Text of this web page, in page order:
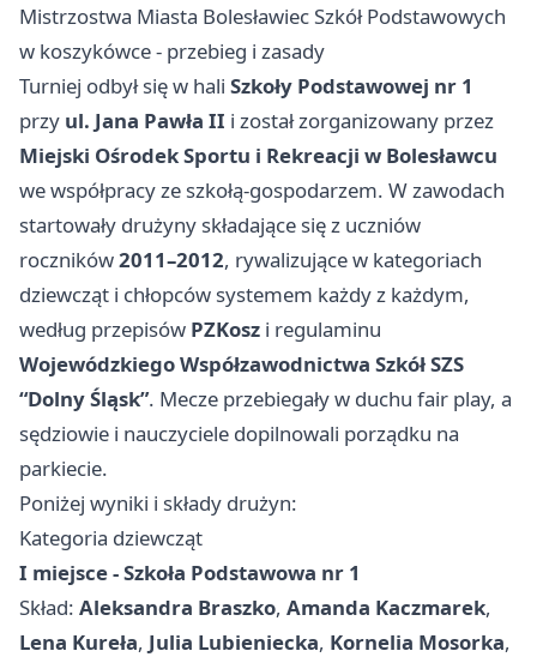
Mistrzostwa Miasta Bolesławiec Szkół Podstawowych
w koszykówce - przebieg i zasady
Turniej odbył się w hali Szkoły Podstawowej nr 1
przy ul. Jana Pawła II i został zorganizowany przez
Miejski Ośrodek Sportu i Rekreacji w Bolesławcu
we współpracy ze szkołą-gospodarzem. W zawodach
startowały drużyny składające się z uczniów
roczników2011–2012, rywalizujące w kategoriach
dziewcząt i chłopców systemem każdy z każdym,
według przepisów PZKosz i regulaminu
Wojewódzkiego Współzawodnictwa Szkół SZS
“Dolny Śląsk”. Mecze przebiegały w duchu fair play, a
sędziowie i nauczyciele dopilnowali porządku na
parkiecie.
Poniżej wyniki i składy drużyn:
Kategoria dziewcząt
I miejsce - Szkoła Podstawowa nr 1
Skład: Aleksandra Braszko, Amanda Kaczmarek,
Lena Kureła, Julia Lubieniecka, Kornelia Mosorka,